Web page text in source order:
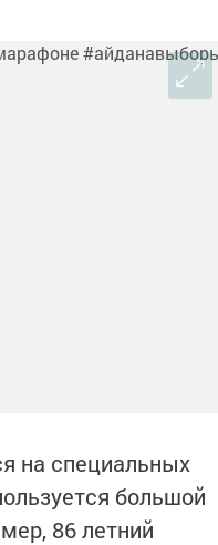
на специальных
большой
86 летний